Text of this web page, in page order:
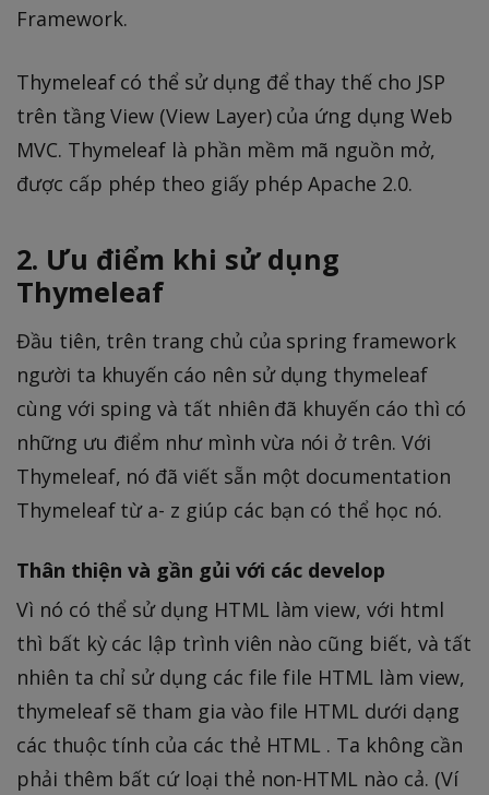
Framework.
Thymeleaf có thể sử dụng để thay thế cho JSP
trên tầng View (View Layer) của ứng dụng Web
MVC. Thymeleaf là phần mềm mã nguồn mở,
được cấp phép theo giấy phép Apache 2.0.
2. Ưu điểm khi sử dụng
Thymeleaf
Đầu tiên, trên trang chủ của spring framework
người ta khuyến cáo nên sử dụng thymeleaf
cùng với sping và tất nhiên đã khuyến cáo thì có
những ưu điểm như mình vừa nói ở trên. Với
Thymeleaf, nó đã viết sẵn một documentation
Thymeleaf từ a- z giúp các bạn có thể học nó.
Thân thiện và gần gủi với các develop
Vì nó có thể sử dụng HTML làm view, với html
thì bất kỳ các lập trình viên nào cũng biết, và tất
nhiên ta chỉ sử dụng các file file HTML làm view,
thymeleaf sẽ tham gia vào file HTML dưới dạng
các thuộc tính của các thẻ HTML . Ta không cần
phải thêm bất cứ loại thẻ non-HTML nào cả. (Ví